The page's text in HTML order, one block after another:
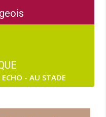
- AU STADE